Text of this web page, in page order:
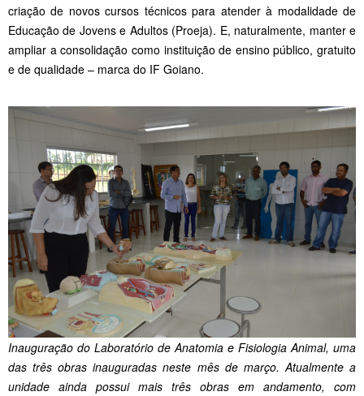
criação de novos cursos técnicos para atender à modalidade de
Educação de Jovens e Adultos (Proeja). E, naturalmente, manter e
ampliar a consolidação como instituição de ensino público, gratuito
e de qualidade – marca do IF Goiano.
Inauguração do Laboratório de Anatomia e Fisiologia Animal, uma
das três obras inauguradas neste mês de março. Atualmente a
unidade ainda possui mais três obras em andamento, com